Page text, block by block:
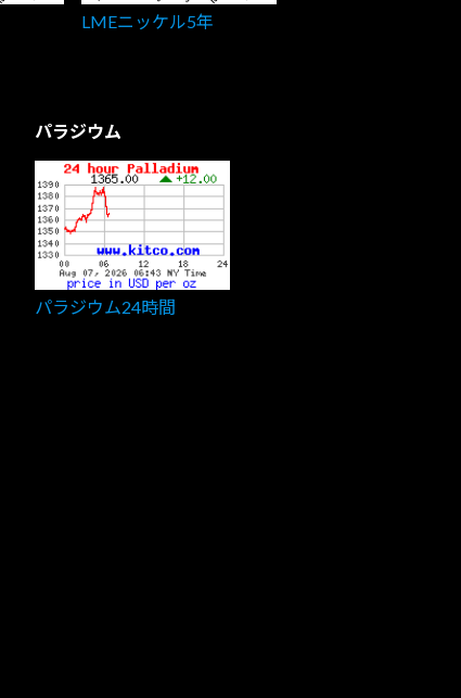
LMEニッケル5年
パラジウム
パラジウム24時間